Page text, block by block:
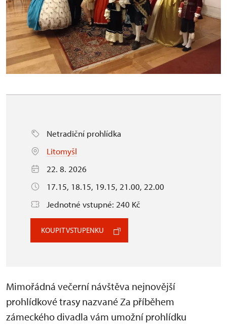
Netradiční prohlídka
Litomyšl
22. 8. 2026
17.15, 18.15, 19.15, 21.00, 22.00
Jednotné vstupné: 240 Kč
KOUPIT VSTUPENKU
Mimořádná večerní návštěva nejnovější
prohlídkové trasy nazvané Za příběhem
zámeckého divadla vám umožní prohlídku